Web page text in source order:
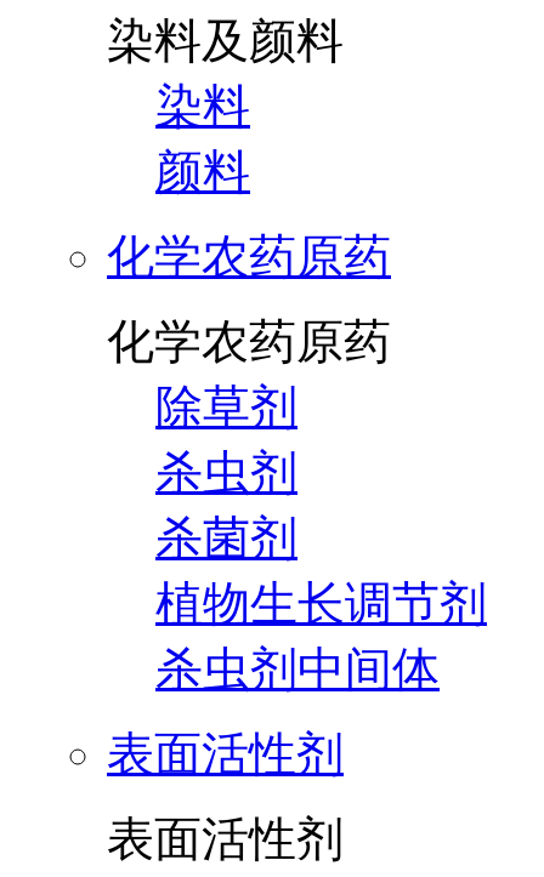
染料及颜料
染料
颜料
化学农药原药
化学农药原药
除草剂
杀虫剂
杀菌剂
植物生长调节剂
杀虫剂中间体
表面活性剂
表面活性剂